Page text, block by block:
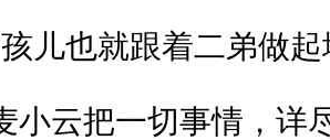
儿也就跟着二弟做起
云把一切事情，详